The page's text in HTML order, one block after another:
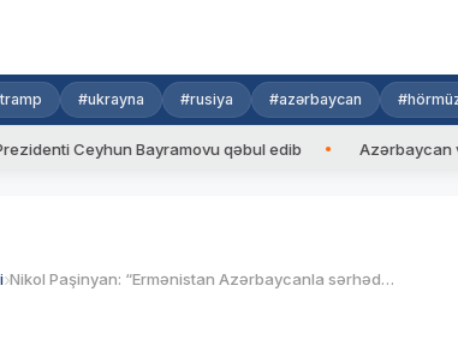
#ukrayna #rusiya #azərbaycan
Bayramovu qəbul edib Azərbaycan və
Nikol Paşinyan: “Ermənistan Azərbaycanla sərhədin delimitasiyasına hazırdır”